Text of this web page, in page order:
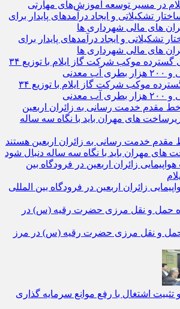
در مسیر توسعه آموزش‌های مهارتی
تشکیلاتی و ایجاد درآمدهای پایدار برای
های مالی شهرداری‌ ها
خدمت رسانی گسترده موکب شرکت گاز ایلام با توزیع ۳۴
خدمت ‌رسانی به زائران اربعین هستند
‌های مهران باید با نگاه سه‌ ساله دنبال شود
زائران اربعین در فرودگاه بین المللی
حمل‌ و نقل مرزی حضرت رقیه (س) در مرز
تثبیت اشتغال با رفع موانع سرمایه‌ گذاری